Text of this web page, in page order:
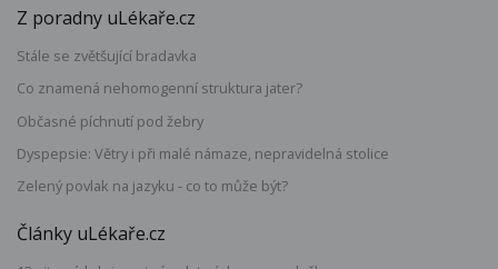
Z poradny uLékaře.cz
Stále se zvětšující bradavka
Co znamená nehomogenní struktura jater?
Občasné píchnutí pod žebry
Dyspepsie: Větry i při malé námaze, nepravidelná stolice
Zelený povlak na jazyku - co to může být?
Články uLékaře.cz